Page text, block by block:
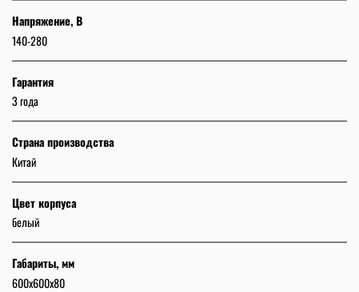
Напряжение, В
140-280
Гарантия
3 года
Страна производства
Китай
Цвет корпуса
белый
Габариты, мм
600х600х80